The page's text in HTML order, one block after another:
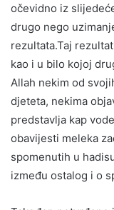
očevidno iz
drugo nego
rezultata.Taj
kao i u bilo kojoj
Allah nekim od
djeteta, nekima
predstavlja kap
obavijesti meleka
spomenutih u
između ostalog i o